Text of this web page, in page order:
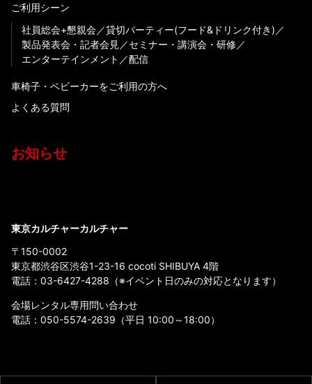
ご利用シーン
社員総会+懇親会
貸切パーティー(フード&ドリンク付き)
製品発表会・記者会見
セミナー・講演会・研修
エンターテインメント
配信
車椅子・ベビーカーをご利用の方へ
よくある質問
お知らせ
東京カルチャーカルチャー
〒150-0002
東京都渋谷区渋谷1-23-16 cocoti SHIBUYA 4階
電話： 03-6427-4288 （※イベント日のみの対応となります）
会場レンタル専用問い合わせ
電話： 050-5574-2639 （平日 10:00～18:00）